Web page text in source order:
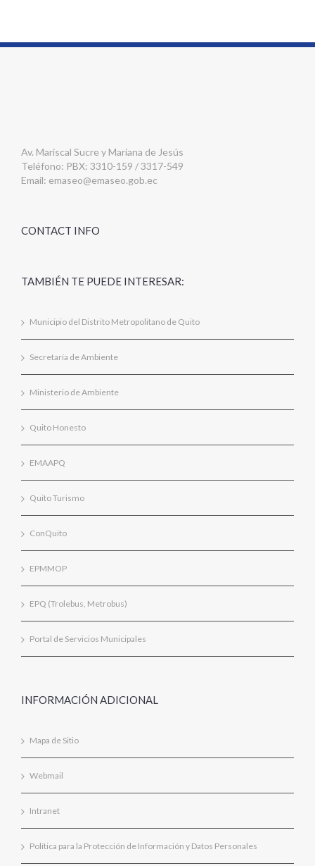
Av. Mariscal Sucre y Mariana de Jesús
Teléfono: PBX: 3310-159 / 3317-549
Email: emaseo@emaseo.gob.ec
CONTACT INFO
TAMBIÉN TE PUEDE INTERESAR:
Municipio del Distrito Metropolitano de Quito
Secretaría de Ambiente
Ministerio de Ambiente
Quito Honesto
EMAAPQ
Quito Turismo
ConQuito
EPMMOP
EPQ (Trolebus, Metrobus)
Portal de Servicios Municipales
INFORMACIÓN ADICIONAL
Mapa de Sitio
Webmail
Intranet
Política para la Protección de Información y Datos Personales